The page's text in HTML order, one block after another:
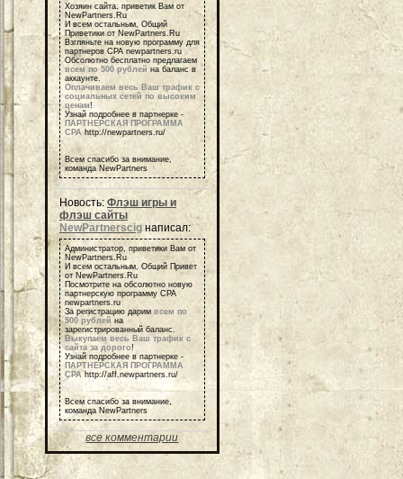
Хозяин сайта, приветик Вам от
NewPartners.Ru
И всем остальным, Общий
Приветики от NewPartners.Ru
Взгляньте на новую программу для
партнеров СРА newpartners.ru
Обсолютно бесплатно предлагаем
всем по 500 рублей на баланс в
аккаунте.
Оплачиваем весь Ваш трафик с
социальных сетей по высоким
ценам!
Узнай подробнее в партнерке -
ПАРТНЕРСКАЯ ПРОГРАММА
СРА http://newpartners.ru/
Всем спасибо за внимание,
команда NewPartners
Новость: Флэш игры и
флэш сайты
NewPartnerscig написал:
Администратор, приветики Вам от
NewPartners.Ru
И всем остальным, Общий Привет
от NewPartners.Ru
Посмотрите на обсолютно новую
партнерскую программу СРА
newpartners.ru
За регистрацию дарим всем по
500 рублей на
зарегистрированный баланс.
Выкупаем весь Ваш трафик с
сайта за дорого!
Узнай подробнее в партнерке -
ПАРТНЕРСКАЯ ПРОГРАММА
СРАhttp://aff.newpartners.ru/
Всем спасибо за внимание,
команда NewPartners
все комментарии